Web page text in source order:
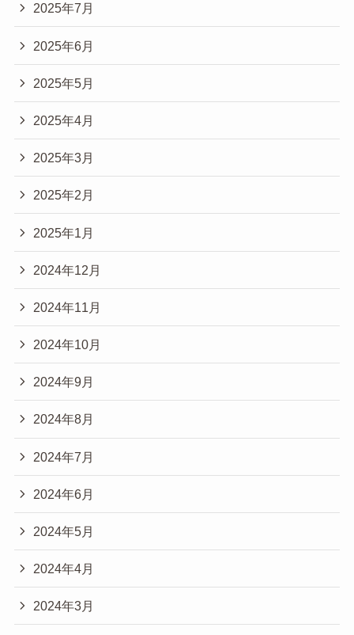
2025年7月
2025年6月
2025年5月
2025年4月
2025年3月
2025年2月
2025年1月
2024年12月
2024年11月
2024年10月
2024年9月
2024年8月
2024年7月
2024年6月
2024年5月
2024年4月
2024年3月